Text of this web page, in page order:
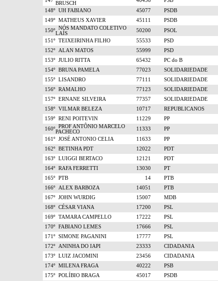
BRUSCH
148º UH FABIANO 45077
PSDB
149º MATHEUS XAVIER 45111
PSDB
150º NÓS MANDATO COLETIVO
LAÍS
50200
PSOL
151º TEIXEIRINHA FILHO 55533
PSD
152º ALAN MATOS 55999
PSD
153º JULIO RITTA 65432
PC do B
154º BRUNA PAMELA 77023
SOLIDARIEDADE
155º LISANDRO 77111
SOLIDARIEDADE
156º RAMALHO 77123
SOLIDARIEDADE
157º ERNANE SILVEIRA 77357
SOLIDARIEDADE
158º VILMAR BELEZA 10717
REPUBLICANOS
159º RENI POITEVIN 11229
PP
160º PROF ANTÔNIO MARCELO
PACHECO
11333
PP
161º JOSÉ ANTONIO CELIA 11633
PP
162º BETINHA PDT 12022
PDT
163º LUIGGI BERTACO 12121
PDT
164º RAFA FERRETTI 13030
PT
165º PTB 14
PTB
166º ALEX BARBOZA 14051
PTB
167º JOHN WURDIG 15007
MDB
168º CÉSAR VIANA 17200
PSL
169º TAMARA CAMPELLO 17222
PSL
170º FABIANO LEMES 17666
PSL
171º SIMONE PAGANINI 17777
PSL
172º ANINHA DO IAPI 23333
CIDADANIA
173º LUIZ JACOMINI 23456
CIDADANIA
174º MILENA FRAGA 40222
PSB
175º POLÍBIO BRAGA 45017
PSDB